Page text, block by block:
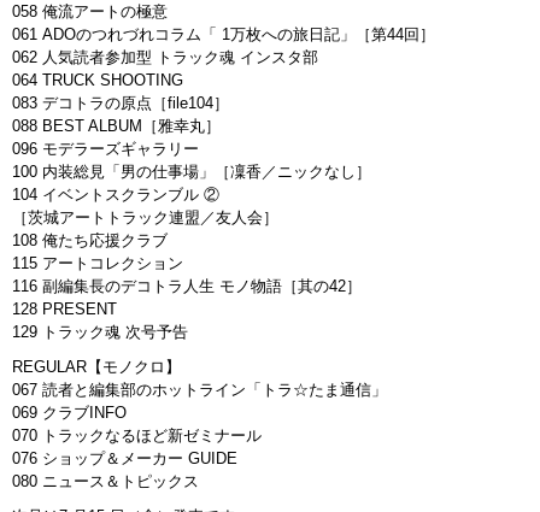
058 俺流アートの極意
061 ADOのつれづれコラム「 1万枚への旅日記」［第44回］
062 人気読者参加型 トラック魂 インスタ部
064 TRUCK SHOOTING
083 デコトラの原点［file104］
088 BEST ALBUM［雅幸丸］
096 モデラーズギャラリー
100 内装総見「男の仕事場」［凜香／ニックなし］
104 イベントスクランブル ②
［茨城アートトラック連盟／友人会］
108 俺たち応援クラブ
115 アートコレクション
116 副編集長のデコトラ人生 モノ物語［其の42］
128 PRESENT
129 トラック魂 次号予告
REGULAR【モノクロ】
067 読者と編集部のホットライン「トラ☆たま通信」
069 クラブINFO
070 トラックなるほど新ゼミナール
076 ショップ＆メーカー GUIDE
080 ニュース＆トピックス